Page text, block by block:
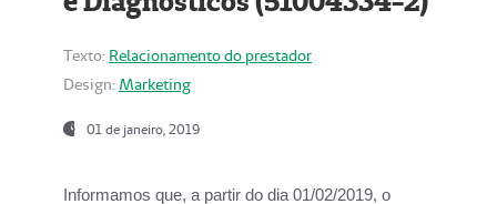
Texto: Relacionamento do prestador
Design: Marketing
01 de janeiro, 2019
Informamos que, a partir do dia 01/02/2019, o